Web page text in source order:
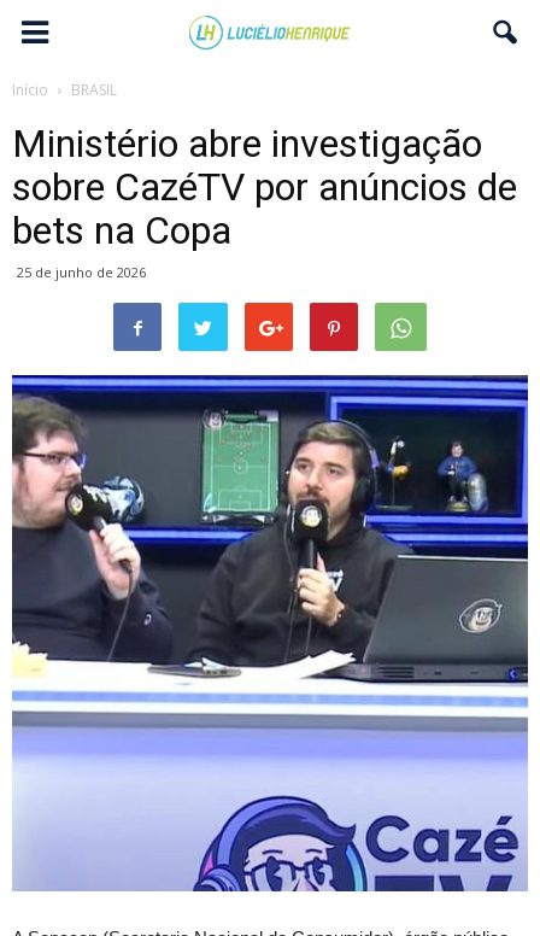
Início BRASIL
Ministério abre investigação
sobre CazéTV por anúncios de
bets na Copa
25 de junho de 2026